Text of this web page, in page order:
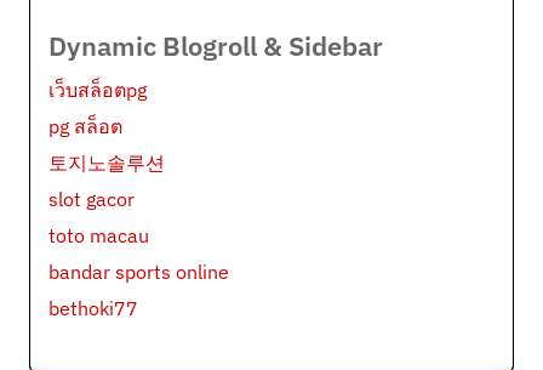
Dynamic Blogroll & Sidebar
เว็บสล็อตpg
pg สล็อต
토지노솔루션
slot gacor
toto macau
bandar sports online
bethoki77